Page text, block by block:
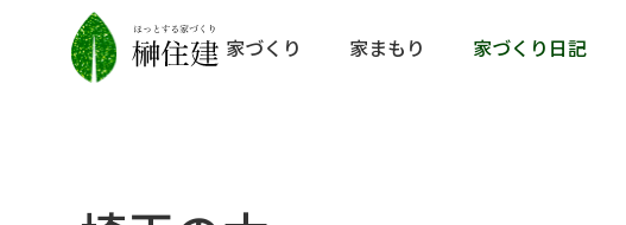
家づくり 家まもり 家づくり日記